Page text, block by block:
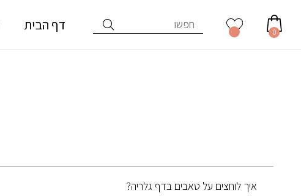
0 דף הבית
איך לוחצים על טאבים בדף גלריה?